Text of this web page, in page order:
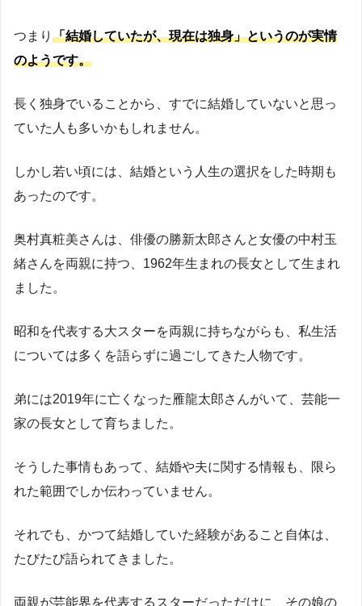
つまり 「結婚していたが、現在は独身」というのが実情
のようです。
長く独身でいることから、すでに結婚していないと思っ
ていた人も多いかもしれません。
しかし若い頃には、結婚という人生の選択をした時期も
あったのです。
奥村真粧美さんは、俳優の勝新太郎さんと女優の中村玉
緒さんを両親に持つ、1962年生まれの長女として生まれ
ました。
昭和を代表する大スターを両親に持ちながらも、私生活
については多くを語らずに過ごしてきた人物です。
弟には2019年に亡くなった雁龍太郎さんがいて、芸能一
家の長女として育ちました。
そうした事情もあって、結婚や夫に関する情報も、限ら
れた範囲でしか伝わっていません。
それでも、かつて結婚していた経験があること自体は、
たびたび語られてきました。
両親が芸能界を代表するスターだっただけに、その娘の